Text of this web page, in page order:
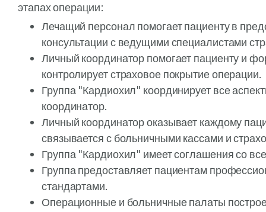
этапах операции:
Лечащий персонал помогает пациенту в
консультации с ведущими специалистами
Личный координатор помогает пациенту и
контролирует страховое покрытие операции.
Группа "Кардиохил" координирует все
координатор.
Личный координатор оказывает каждому
связывается с больничными кассами и
Группа "Кардиохил" имеет соглашения со
Группа предоставляет пациентам
стандартами.
Операционные и больничные палаты